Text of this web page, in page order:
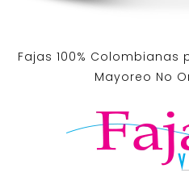
Fajas 100%
Mayoreo No